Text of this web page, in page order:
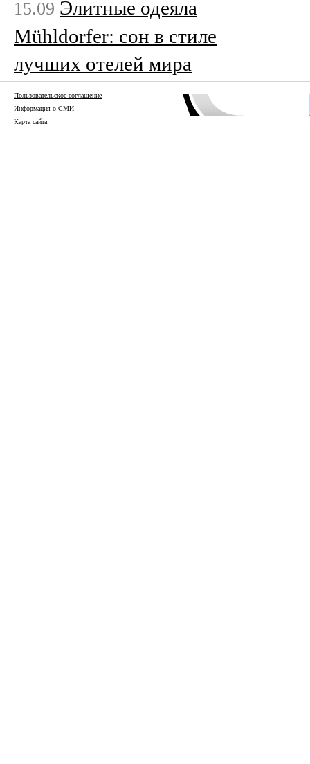
15.09 Элитные одеяла
Mühldorfer: сон в стиле
лучших отелей мира
Пользовательское соглашение
Информация о СМИ
Карта сайта